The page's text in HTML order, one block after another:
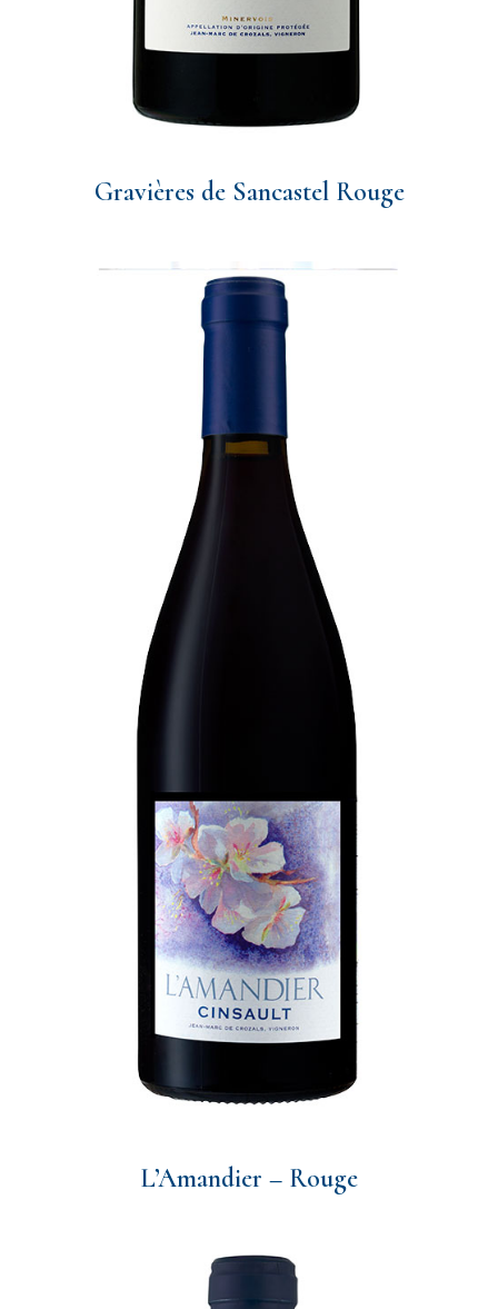
Gravières de Sancastel Rouge
L’Amandier – Rouge